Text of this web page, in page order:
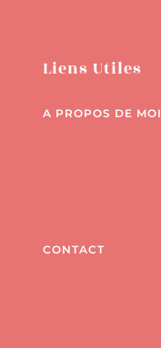
Liens Utiles
A PROPOS DE MOI
CONTACT